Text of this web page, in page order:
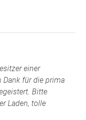
einer
Dank für die prima
Bitte
Laden, tolle